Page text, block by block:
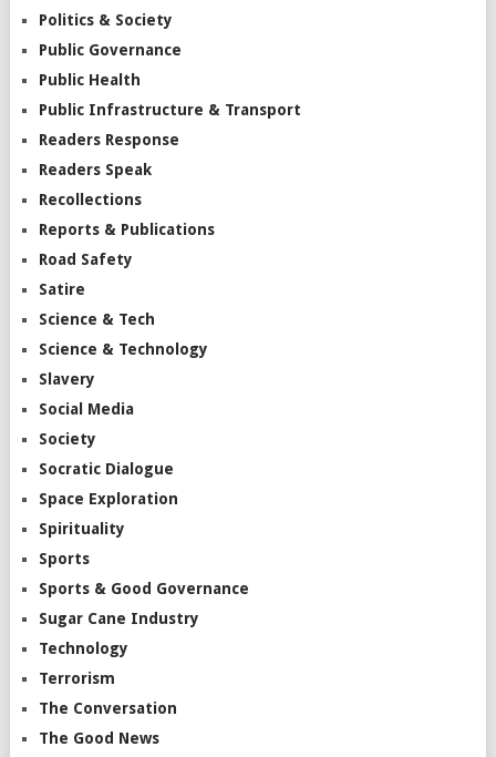
Politics & Society
Public Governance
Public Health
Public Infrastructure & Transport
Readers Response
Readers Speak
Recollections
Reports & Publications
Road Safety
Satire
Science & Tech
Science & Technology
Slavery
Social Media
Society
Socratic Dialogue
Space Exploration
Spirituality
Sports
Sports & Good Governance
Sugar Cane Industry
Technology
Terrorism
The Conversation
The Good News